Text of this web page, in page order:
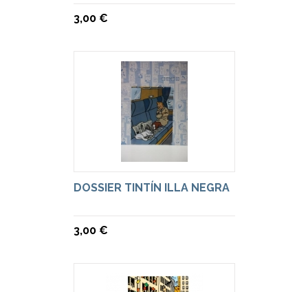
3,00 €
DOSSIER TINTÍN ILLA NEGRA
3,00 €